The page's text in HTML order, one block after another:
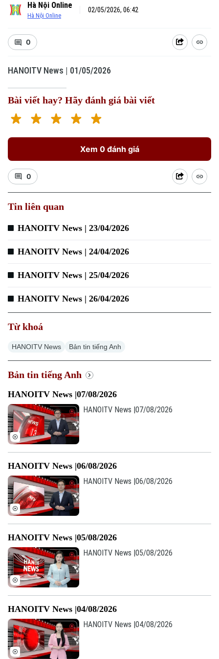
Xu hướng
Hà Nội Online
Hà Nội Online
02/05/2026, 06:42
0
HANOITV News | 01/05/2026
Bài viết hay? Hãy đánh giá bài viết
Xem 0 đánh giá
0
Tin liên quan
HANOITV News | 23/04/2026
HANOITV News | 24/04/2026
HANOITV News | 25/04/2026
HANOITV News | 26/04/2026
Từ khoá
HANOITV News Bản tin tiếng Anh
Bản tin tiếng Anh
HANOITV News |07/08/2026
HANOITV News |07/08/2026
HANOITV News |06/08/2026
HANOITV News |06/08/2026
HANOITV News |05/08/2026
HANOITV News |05/08/2026
HANOITV News |04/08/2026
HANOITV News |04/08/2026